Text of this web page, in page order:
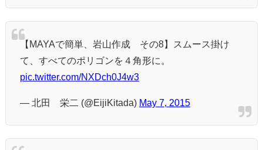
【MAYAで簡単、岩山作成 その8】スムース掛け
て、すべてのポリゴンを４角形に。
pic.twitter.com/NXDch0J4w3
— 北田 栄二 (@EijiKitada) May 7, 2015